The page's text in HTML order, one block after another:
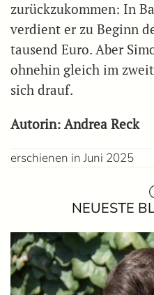
zurückzukommen: In
verdient er zu Beginn
tausend Euro. Aber
ohnehin gleich im
sich drauf.
Autorin: Andrea Reck
erschienen in Juni 2025
NEUESTE